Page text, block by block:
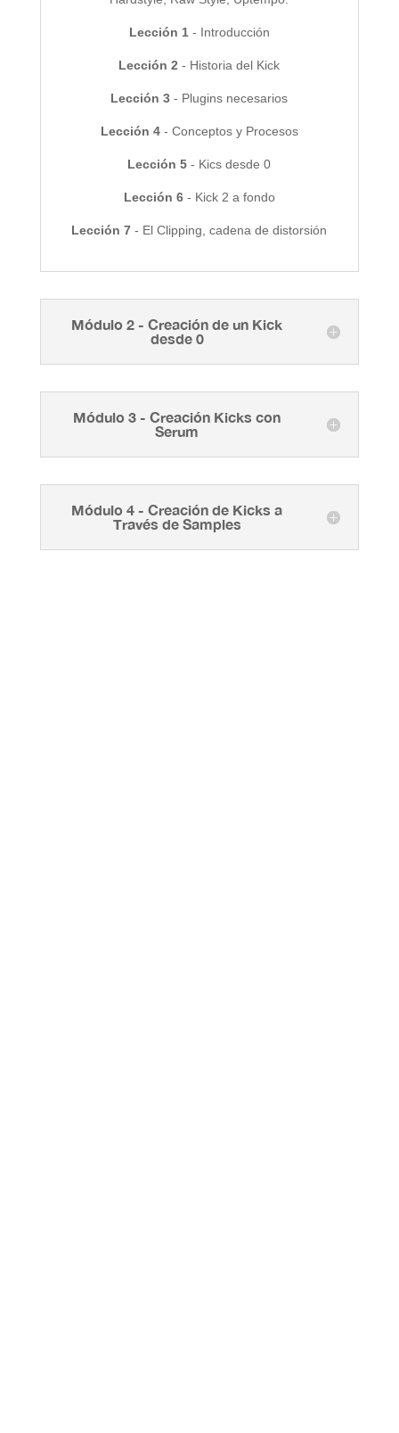
Lección 1- Introducción
Lección 2 - Historia del Kick
Lección 3 - Plugins necesarios
Lección 4- Conceptos y Procesos
Lección 5 - Kics desde 0
Lección 6- Kick 2 a fondo
Lección 7 - El Clipping, cadena de distorsión
Módulo 2 - Creación de un Kick
desde 0
Módulo 3 - Creación Kicks con
Serum
Módulo 4 - Creación de Kicks a
Través de Samples